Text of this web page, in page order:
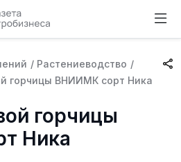
/ Растениеводство /
горчицы ВНИИМК сорт Ника
горчицы
Ника